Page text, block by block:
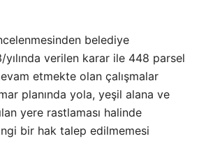
belediye
yılında verilen karar ile 448 parsel
etmekte olan çalışmalar
planında yola, yeşil alana ve
yere rastlaması halinde
bir hak talep edilmemesi